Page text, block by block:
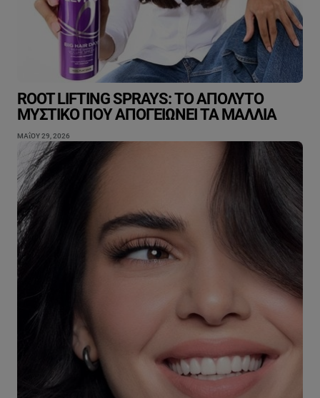
ROOT LIFTING SPRAYS: ΤΟ ΑΠΌΛΥΤΟ
ΜΥΣΤΙΚΌ ΠΟΥ ΑΠΟΓΕΙΏΝΕΙ ΤΑ ΜΑΛΛΙΆ
ΜΑΐΟΥ 29, 2026